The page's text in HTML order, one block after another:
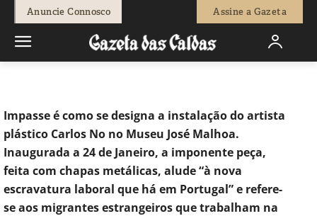
Anuncie Connosco Assine a Gazeta
Natacha Narciso 1123 0
Impasse é como se designa a instalação do artista
plástico Carlos No no Museu José Malhoa.
Inaugurada a 24 de Janeiro, a imponente peça,
feita com chapas metálicas, alude “à nova
escravatura laboral que há em Portugal” e refere-
se aos migrantes estrangeiros que trabalham na